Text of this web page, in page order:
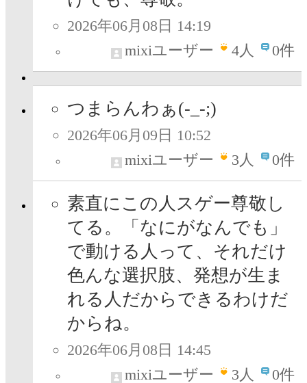
2026年06月08日 14:19
mixiユーザー
4人 0件
つまらんわぁ(-_-;)
2026年06月09日 10:52
mixiユーザー
3人 0件
素直にこの人スゲー尊敬し
てる。「なにがなんでも」
で動ける人って、それだけ
色んな選択肢、発想が生ま
れる人だからできるわけだ
からね。
2026年06月08日 14:45
mixiユーザー
3人 0件